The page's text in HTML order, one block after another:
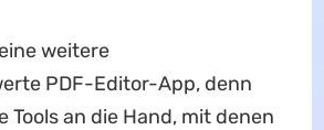
weitere
PDF-Editor-App, denn
Tools an die Hand, mit denen